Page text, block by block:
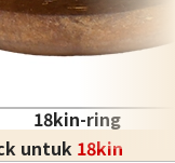
18kin-ring
untuk 18kin